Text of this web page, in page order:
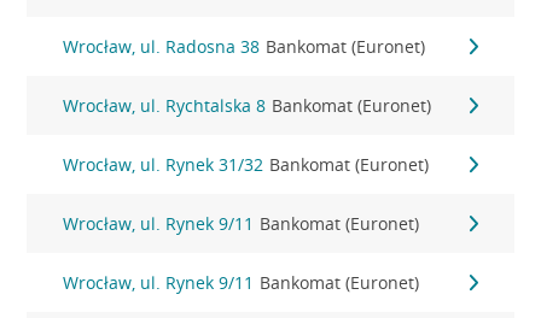
Wrocław, ul. Radosna 38 Bankomat (Euronet)
Wrocław, ul. Rychtalska 8 Bankomat (Euronet)
Wrocław, ul. Rynek 31/32 Bankomat (Euronet)
Wrocław, ul. Rynek 9/11 Bankomat (Euronet)
Wrocław, ul. Rynek 9/11 Bankomat (Euronet)